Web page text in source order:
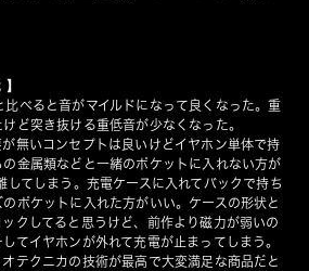
べると音がマイルドになって良くなった。重
ど突き抜ける重低音が少なくなった。
無いコンセプトは良いけどイヤホン単体で持
金属類などと一緒のポケットに入れない方が
してしまう。充電ケースに入れてバックで持ち
ポケットに入れた方がいい。ケースの形状と
クしてると思うけど、前作より磁力が弱いの
てイヤホンが外れて充電が止まってしまう。
テクニカの技術が最高で大変満足な商品だと